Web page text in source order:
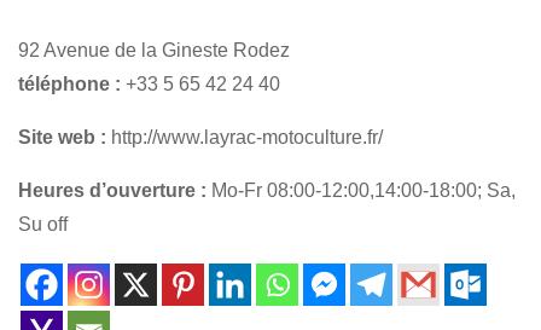
92 Avenue de la Gineste Rodez
téléphone : +33 5 65 42 24 40
Site web : http://www.layrac-motoculture.fr/
Heures d’ouverture : Mo-Fr 08:00-12:00,14:00-18:00; Sa,
Su off